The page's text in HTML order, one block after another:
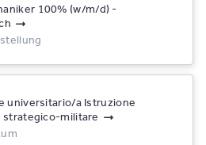
100% (w/m/d) -
universitario/a Istruzione
strategico-militare